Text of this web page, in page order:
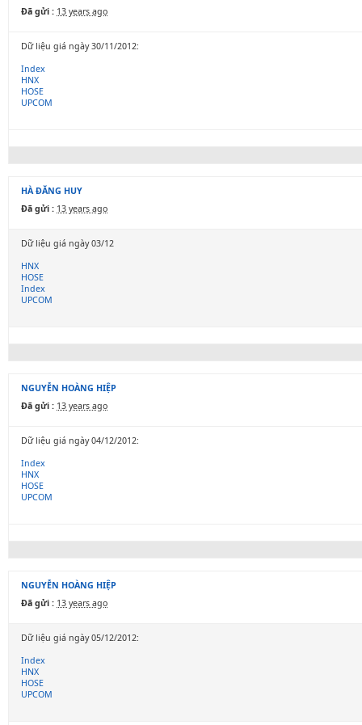
Đã gửi : 13 years ago
Dữ liệu giá ngày 30/11/2012:
Index
HNX
HOSE
UPCOM
HÀ ĐĂNG HUY
Đã gửi : 13 years ago
Dữ liệu giá ngày 03/12
HNX
HOSE
Index
UPCOM
NGUYỄN HOÀNG HIỆP
Đã gửi : 13 years ago
Dữ liệu giá ngày 04/12/2012:
Index
HNX
HOSE
UPCOM
NGUYỄN HOÀNG HIỆP
Đã gửi : 13 years ago
Dữ liệu giá ngày 05/12/2012:
Index
HNX
HOSE
UPCOM